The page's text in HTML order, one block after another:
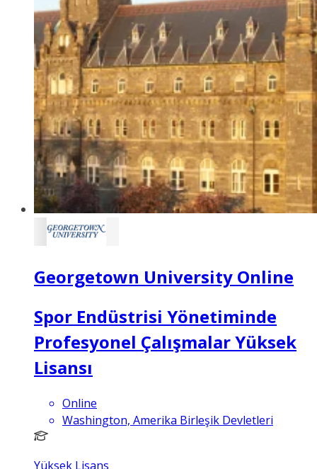
Georgetown University Online
Spor Endüstrisi Yönetiminde
Profesyonel Çalışmalar Yüksek
Lisansı
Online
Washington, Amerika Birleşik Devletleri
Yüksek Lisans